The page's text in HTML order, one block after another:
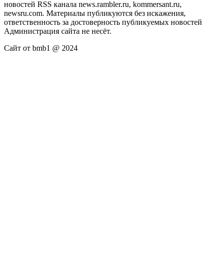
новостей RSS канала news.rambler.ru, kommersant.ru,
newsru.com. Материалы публикуются без искажения,
ответственность за достоверность публикуемых новостей
Администрация сайта не несёт.
Сайт от bmb1 @ 2024